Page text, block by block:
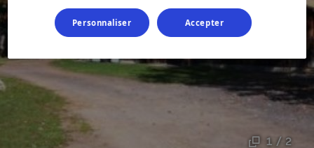
1 / 2
Personnaliser Accepter